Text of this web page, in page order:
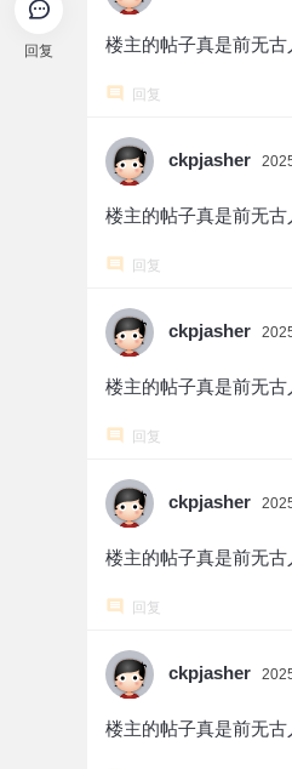
回复 楼主的帖子真是前无
回复
ckpjasher
楼主的帖子真是前无
回复
ckpjasher
楼主的帖子真是前无
回复
ckpjasher
楼主的帖子真是前无
回复
ckpjasher
楼主的帖子真是前无